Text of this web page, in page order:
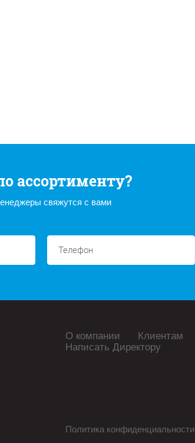
ассортименту?
свяжутся с вами
О компании Клиентам
Написать Директору
Политика конфиденциальности